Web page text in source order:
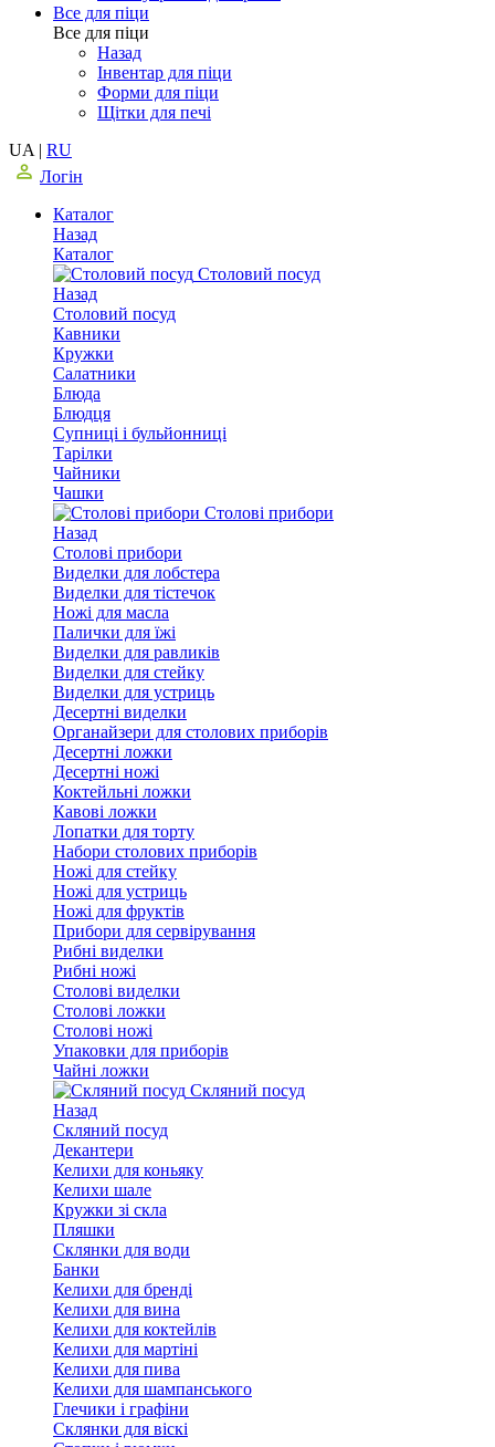
Все для піци
Все для піци
Назад
Інвентар для піци
Форми для піци
Щітки для печі
UA | RU
Логін
Каталог
Назад
Каталог
Столовий посуд
Назад
Столовий посуд
Кавники
Кружки
Салатники
Блюда
Блюдця
Супниці і бульйонниці
Тарілки
Чайники
Чашки
Столові прибори
Назад
Столові прибори
Виделки для лобстера
Виделки для тістечок
Ножі для масла
Палички для їжі
Виделки для равликів
Виделки для стейку
Виделки для устриць
Десертні виделки
Органайзери для столових приборів
Десертні ложки
Десертні ножі
Коктейльні ложки
Кавові ложки
Лопатки для торту
Набори столових приборів
Ножі для стейку
Ножі для устриць
Ножі для фруктів
Прибори для сервірування
Рибні виделки
Рибні ножі
Столові виделки
Столові ложки
Столові ножі
Упаковки для приборів
Чайні ложки
Скляний посуд
Назад
Скляний посуд
Декантери
Келихи для коньяку
Келихи шале
Кружки зі скла
Пляшки
Склянки для води
Банки
Келихи для бренді
Келихи для вина
Келихи для коктейлів
Келихи для мартіні
Келихи для пива
Келихи для шампанського
Глечики і графіни
Склянки для віскі